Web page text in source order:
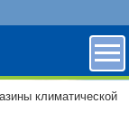
климатической